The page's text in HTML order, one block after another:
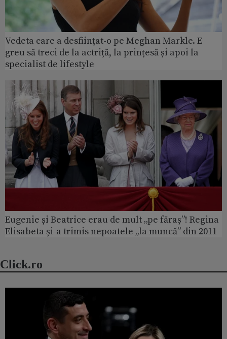
Vedeta care a desființat-o pe Meghan Markle. E
greu să treci de la actriță, la prințesă și apoi la
specialist de lifestyle
Eugenie și Beatrice erau de mult „pe făraș”! Regina
Elisabeta și-a trimis nepoatele „la muncă” din 2011
Click.ro